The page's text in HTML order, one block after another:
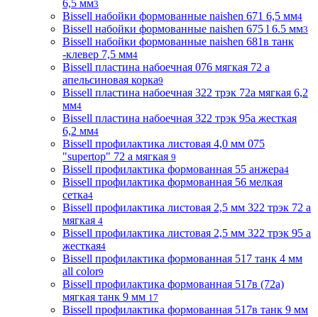
6,5 мм3
Bissell набойки формованные naishen 671 6,5 мм4
Bissell набойки формованные naishen 675 l 6.5 мм3
Bissell набойки формованные naishen 681в танк
-клевер 7,5 мм4
Bissell пластина набоечная 076 мягкая 72 а
апельсиновая корка9
Bissell пластина набоечная 322 трэк 72а мягкая 6,2
мм4
Bissell пластина набоечная 322 трэк 95а жесткая
6,2 мм4
Bissell профилактика листовая 4,0 мм 075
"supertop" 72 а мягкая 9
Bissell профилактика формованная 55 анжера4
Bissell профилактика формованная 56 мелкая
сетка4
Bissell профилактика листовая 2,5 мм 322 трэк 72 а
мягкая 4
Bissell профилактика листовая 2,5 мм 322 трэк 95 а
жесткая4
Bissell профилактика формованная 517 танк 4 мм
all color9
Bissell профилактика формованная 517в (72a)
мягкая танк 9 мм 17
Bissell профилактика формованная 517в танк 9 мм